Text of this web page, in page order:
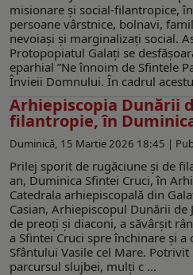
misionare şi social-filantropice,
persoane vârstnice, bolnavi,
nevoiaşi şi marginalizaţi social.
Protopopiatul Galaţi se
eparhial ”Ne înnoim de Sfintele
Învieii Domnului. În cadrul
Arhiepiscopia Dunării
filantropie, în
Duminică, 15 Martie 2026 18:45 |
Prilej sporit de rugăciune şi de
an, Duminica Sfintei Cruci, în
Catedrala arhiepiscopală din
Casian, Arhiepiscopul Dunării
de preoţi şi diaconi, a săvârşit
a Sfintei Cruci spre închinare şi
Sfântului Vasile cel Mare.
parcursul slujbei, mulţi c ...